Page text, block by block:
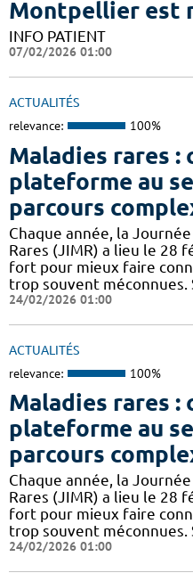
Montpellier est
INFO PATIENT
07/02/2026 01:00
ACTUALITÉS
relevance: 100%
Maladies rares
plateforme au
parcours
Chaque année, la
Rares (JIMR) a lieu le 28
fort pour mieux faire
trop souvent méconnues.
24/02/2026 01:00
ACTUALITÉS
relevance: 100%
Maladies rares
plateforme au
parcours
Chaque année, la
Rares (JIMR) a lieu le 28
fort pour mieux faire
trop souvent méconnues.
24/02/2026 01:00